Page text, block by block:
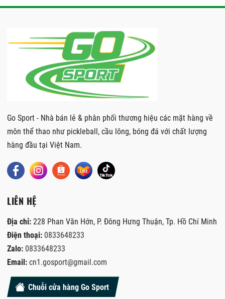
Go Sport - Nhà bán lẻ & phân phối thương hiệu các mặt hàng về
môn thể thao như pickleball, cầu lông, bóng đá với chất lượng
hàng đầu tại Việt Nam.
LIÊN HỆ
Địa chỉ: 228 Phan Văn Hớn, P. Đông Hưng Thuận, Tp. Hồ Chí Minh
Điện thoại: 0833648233
Zalo: 0833648233
Email: cn1.gosport@gmail.com
Chuỗi cửa hàng Go Sport